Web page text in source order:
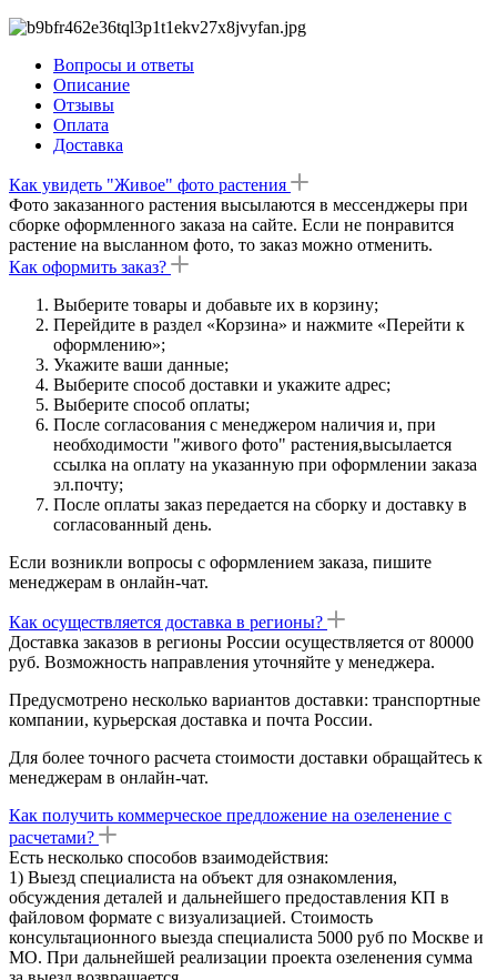
Вопросы и ответы
Описание
Отзывы
Оплата
Доставка
Как увидеть "Живое" фото растения
Фото заказанного растения высылаются в мессенджеры при
сборке оформленного заказа на сайте. Если не понравится
растение на высланном фото, то заказ можно отменить.
Как оформить заказ?
Выберите товары и добавьте их в корзину;
Перейдите в раздел «Корзина» и нажмите «Перейти к
оформлению»;
Укажите ваши данные;
Выберите способ доставки и укажите адрес;
Выберите способ оплаты;
После согласования с менеджером наличия и, при
необходимости "живого фото" растения,высылается
ссылка на оплату на указанную при оформлении заказа
эл.почту;
После оплаты заказ передается на сборку и доставку в
согласованный день.
Если возникли вопросы с оформлением заказа, пишите
менеджерам в онлайн-чат.
Как осуществляется доставка в регионы?
Доставка заказов в регионы России осуществляется от 80000
руб. Возможность направления уточняйте у менеджера.
Предусмотрено несколько вариантов доставки: транспортные
компании, курьерская доставка и почта России.
Для более точного расчета стоимости доставки обращайтесь к
менеджерам в онлайн-чат.
Как получить коммерческое предложение на озеленение с
расчетами?
Есть несколько способов взаимодействия:
1) Выезд специалиста на объект для ознакомления,
обсуждения деталей и дальнейшего предоставления КП в
файловом формате с визуализацией. Стоимость
консультационного выезда специалиста 5000 руб по Москве и
МО. При дальнейшей реализации проекта озеленения сумма